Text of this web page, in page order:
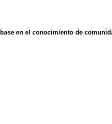
en el conocimiento de